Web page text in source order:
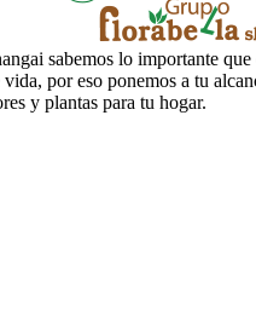
sabemos lo importante que
por eso ponemos a tu
y plantas para tu hogar.